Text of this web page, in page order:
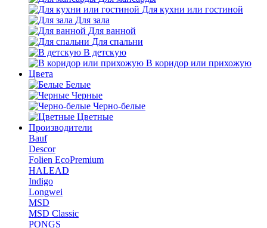
Для кухни или гостиной
Для зала
Для ванной
Для спальни
В детскую
В коридор или прихожую
Цвета
Белые
Черные
Черно-белые
Цветные
Производители
Bauf
Descor
Folien EcoPremium
HALEAD
Indigo
Longwei
MSD
MSD Classic
PONGS